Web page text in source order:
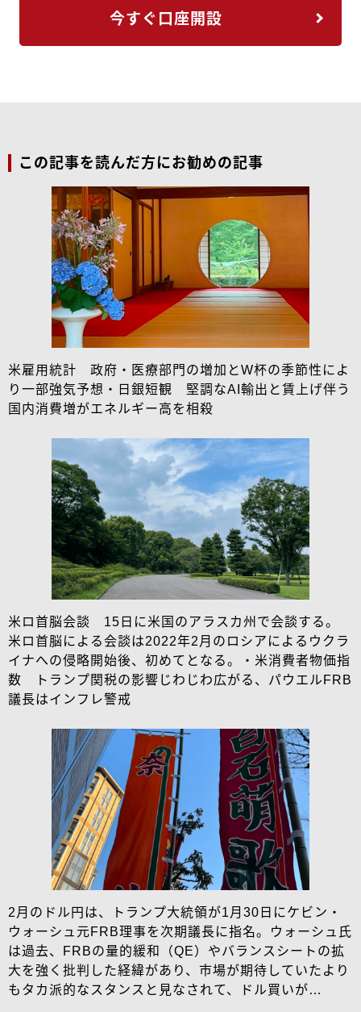
今すぐ口座開設
この記事を読んだ方にお勧めの記事
米雇用統計 政府・医療部門の増加とW杯の季節性によ
り一部強気予想・日銀短観 堅調なAI輸出と賃上げ伴う
国内消費増がエネルギー高を相殺
米ロ首脳会談 15日に米国のアラスカ州で会談する。
米ロ首脳による会談は2022年2月のロシアによるウクラ
イナへの侵略開始後、初めてとなる。・米消費者物価指
数 トランプ関税の影響じわじわ広がる、パウエルFRB
議長はインフレ警戒
2月のドル円は、トランプ大統領が1月30日にケビン・
ウォーシュ元FRB理事を次期議長に指名。ウォーシュ氏
は過去、FRBの量的緩和（QE）やバランスシートの拡
大を強く批判した経緯があり、市場が期待していたより
もタカ派的なスタンスと見なされて、ドル買いが…